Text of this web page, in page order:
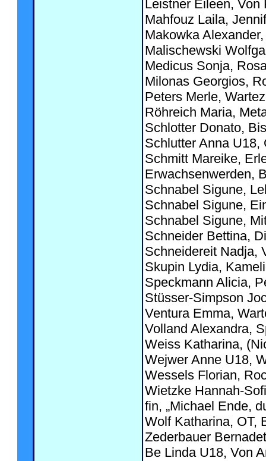
Leistner Eileen, Von
Mahfouz Laila,
Makowka
Malischewski
Medicus Sonja,
Milonas Georgios,
Peters Merle,
Röhreich Maria,
Schlotter Donato,
Schlutter Anna U18,
Schmitt Mareike,
Erwachsenwerden,
Schnabel Sigune,
Schnabel Sigune,
Schnabel Sigune,
Schneider Bettina,
Schneidereit Nadja,
Skupin Lydia,
Speckmann Alicia,
Stüsser-Simpson
Ventura Emma,
Volland Alexandra,
Weiss Katharina,
Wejwer Anne U18,
Wessels Florian,
Wietzke Hannah-
fin, „Michael Ende,
Wolf Katharina, OT,
Zederbauer
Be Linda U18, Von